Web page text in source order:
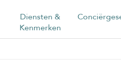
Diensten &
Kenmerken